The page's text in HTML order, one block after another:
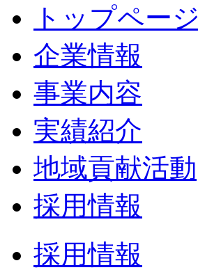
トップページ
企業情報
事業内容
実績紹介
地域貢献活動
採用情報
採用情報